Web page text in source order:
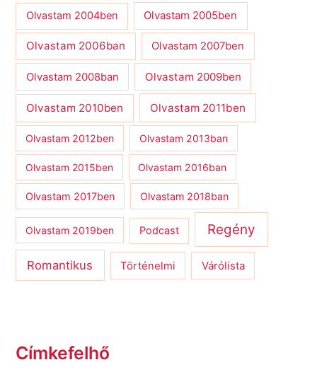
Olvastam 2004ben Olvastam 2005ben
Olvastam 2006ban Olvastam 2007ben
Olvastam 2008ban Olvastam 2009ben
Olvastam 2010ben Olvastam 2011ben
Olvastam 2012ben Olvastam 2013ban
Olvastam 2015ben Olvastam 2016ban
Olvastam 2017ben Olvastam 2018ban
Olvastam 2019ben Podcast Regény
Romantikus Történelmi Várólista
Címkefelhő